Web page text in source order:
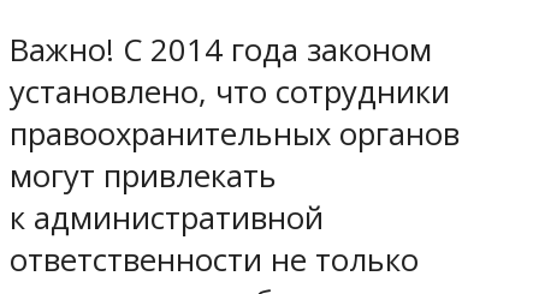
Важно! С 2014 года законом
установлено, что сотрудники
правоохранительных органов
могут привлекать
к административной
ответственности не только